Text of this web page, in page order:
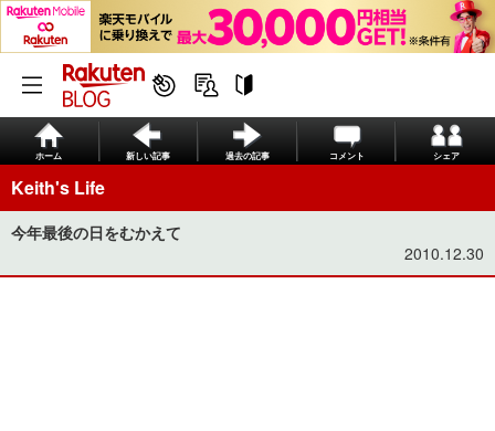
ホーム 新しい記事 過去の記事 コメント シェア
Keith's Life
今年最後の日をむかえて
2010.12.30